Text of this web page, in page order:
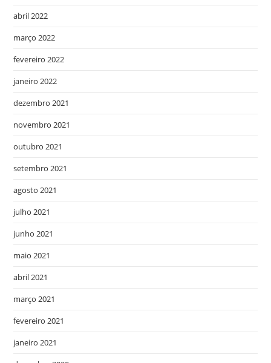
abril 2022
março 2022
fevereiro 2022
janeiro 2022
dezembro 2021
novembro 2021
outubro 2021
setembro 2021
agosto 2021
julho 2021
junho 2021
maio 2021
abril 2021
março 2021
fevereiro 2021
janeiro 2021